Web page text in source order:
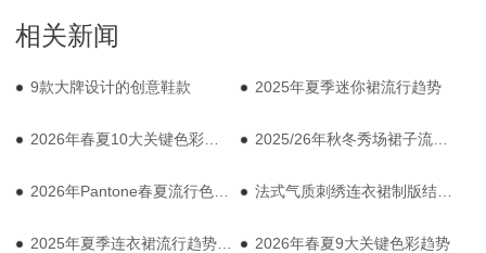
相关新闻
9款大牌设计的创意鞋款 2025年夏季迷你裙流行趋势
2026年春夏10大关键色彩趋势 2025/26年秋冬秀场裙子流行趋势：瀑布裙
2026年Pantone春夏流行色彩趋势预测 法式气质刺绣连衣裙制版结构图
2025年夏季连衣裙流行趋势：低调的黑色连衣裙 2026年春夏9大关键色彩趋势